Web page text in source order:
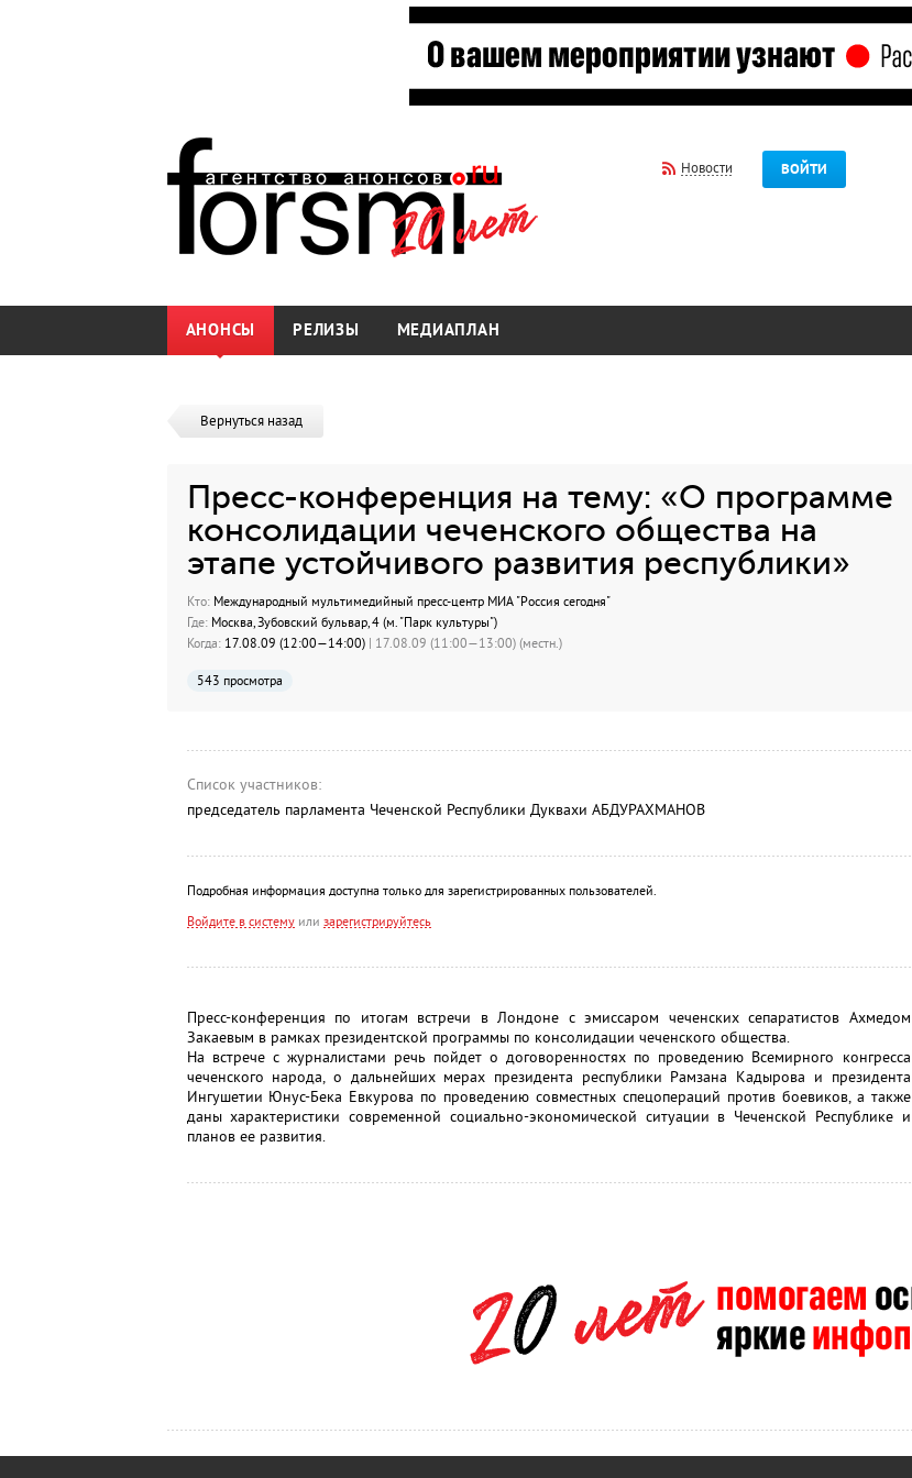
Новости ВОЙТИ
АНОНСЫ РЕЛИЗЫ МЕДИАПЛАН
Вернуться назад
Пресс-конференция на тему: «О программе
консолидации чеченского общества на
этапе устойчивого развития республики»
Кто:Международный мультимедийный пресс-центр МИА "Россия сегодня"
Где:Москва, Зубовский бульвар, 4 (м. "Парк культуры")
Когда:17.08.09 (12:00—14:00) | 17.08.09 (11:00—13:00) (местн.)
543 просмотра
Список участников:
председатель парламента Чеченской Республики Дуквахи АБДУРАХМАНОВ
Подробная информация доступна только для зарегистрированных пользователей.
Войдите в системуили зарегистрируйтесь
Пресс-конференция по итогам встречи в Лондоне с эмиссаром чеченских сепаратистов Ахмедом
Закаевым в рамках президентской программы по консолидации чеченского общества.
На встрече с журналистами речь пойдет о договоренностях по проведению Всемирного конгресса
чеченского народа, о дальнейших мерах президента республики Рамзана Кадырова и президента
Ингушетии Юнус-Бека Евкурова по проведению совместных спецопераций против боевиков, а также
даны характеристики современной социально-экономической ситуации в Чеченской Республике и
планов ее развития.